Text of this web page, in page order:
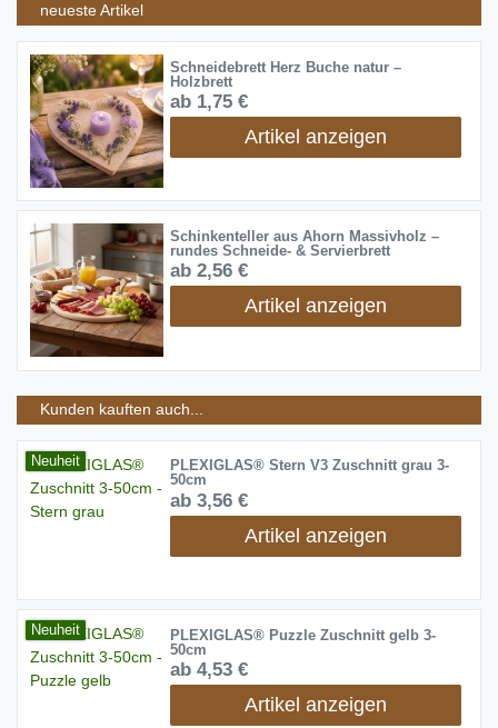
neueste Artikel
Schneidebrett Herz Buche natur –
Holzbrett
ab 1,75 €
Artikel anzeigen
Schinkenteller aus Ahorn Massivholz –
rundes Schneide- & Servierbrett
ab 2,56 €
Artikel anzeigen
Kunden kauften auch...
Neuheit
PLEXIGLAS® Stern V3 Zuschnitt grau 3-
50cm
ab 3,56 €
Artikel anzeigen
Neuheit
PLEXIGLAS® Puzzle Zuschnitt gelb 3-
50cm
ab 4,53 €
Artikel anzeigen